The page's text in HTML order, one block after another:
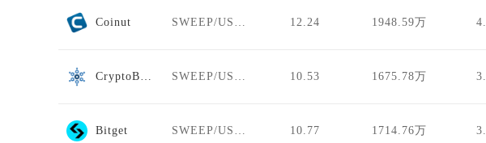
Coinut 12.24 1948.59万
10.53 1675.78万
Bitget 10.77 1714.76万